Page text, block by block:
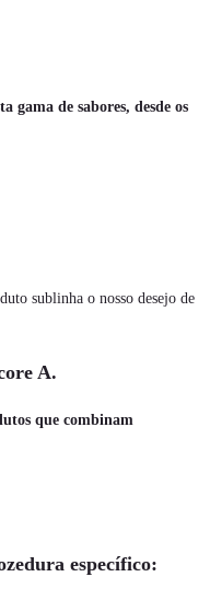
gama de sabores, desde os
sublinha o nosso desejo de
A.
que combinam
específico: